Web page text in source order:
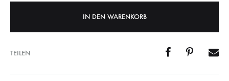
IN DEN WARENKORB
TEILEN